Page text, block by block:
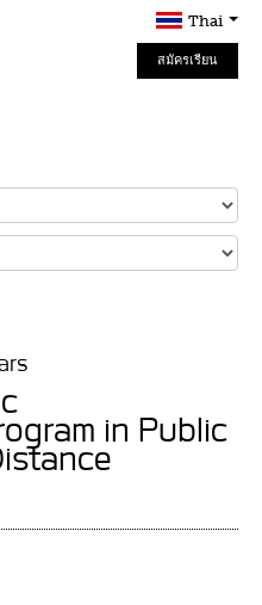
Thai
สมัครเรียน
Online
in Public